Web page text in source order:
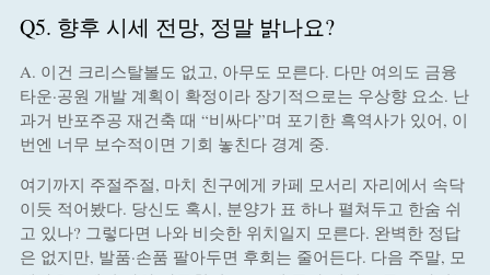
Q5. 향후 시세 전망, 정말 밝나요?
A. 이건 크리스탈볼도 없고, 아무도 모른다. 다만 여의도 금융
타운·공원 개발 계획이 확정이라 장기적으로는 우상향 요소. 난
과거 반포주공 재건축 때 “비싸다”며 포기한 흑역사가 있어, 이
번엔 너무 보수적이면 기회 놓친다 경계 중.
여기까지 주절주절, 마치 친구에게 카페 모서리 자리에서 속닥
이듯 적어봤다. 당신도 혹시, 분양가 표 하나 펼쳐두고 한숨 쉬
고 있나? 그렇다면 나와 비슷한 위치일지 모른다. 완벽한 정답
은 없지만, 발품·손품 팔아두면 후회는 줄어든다. 다음 주말, 모